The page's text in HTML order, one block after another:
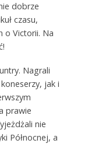
dobrze
czasu,
o Victorii. Na
Nagrali
jak i
prawie
nie
Północnej, a